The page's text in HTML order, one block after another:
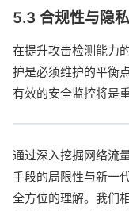
5.3 合规性与隐
在提升攻击检测能力
护是必须维护的平衡
有效的安全监控将是
通过深入挖掘网络流
手段的局限性与新一
全方位的理解。我们